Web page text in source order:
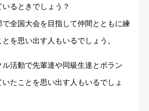
いるときでしょう？
全国大会を目指して仲間とともに練
を思い出す人もいるでしょう。
活動で先輩達や同級生達とボラン
たことを思い出す人もいるでしょ